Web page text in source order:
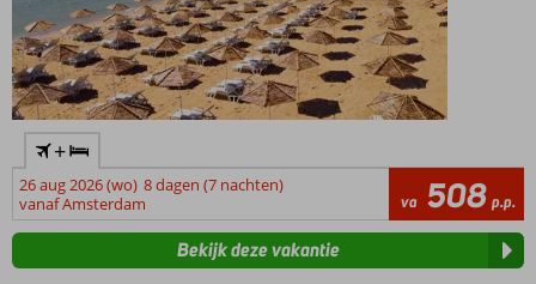
+
26 aug 2026 (wo) 8 dagen (7 nachten)
vanaf Amsterdam
va 508 p.p.
Bekijk deze vakantie